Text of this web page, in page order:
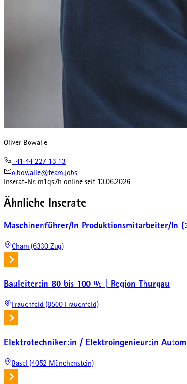
Oliver Bowalle
+41 44 227 13 13
o.bowalle@team.jobs
Inserat-Nr. m1qs7h online seit 10.06.2026
Ähnliche Inserate
Maschinenführer/In Produktionsmitarbeiter/In
Cham (6330 Zug)
Bauleiter:in 80 bis 100 % | Region Thurgau
Frauenfeld (8500 Frauenfeld)
Elektrotechniker:in / Elektroingenieur:in
Basel (4052 Münchenstein)